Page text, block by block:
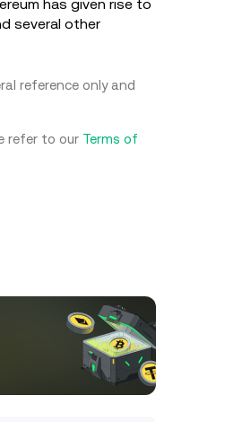
has given rise to
several other
reference only and
refer to our Terms of